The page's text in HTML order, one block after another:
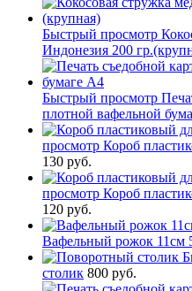
Быстрый просмотр
Индонезия 200
Быстрый просмотр
плотной вафельной
просмотр Короб
130 руб.
просмотр Короб
120 руб.
Вафельный рожок 11см
столик 800 руб.